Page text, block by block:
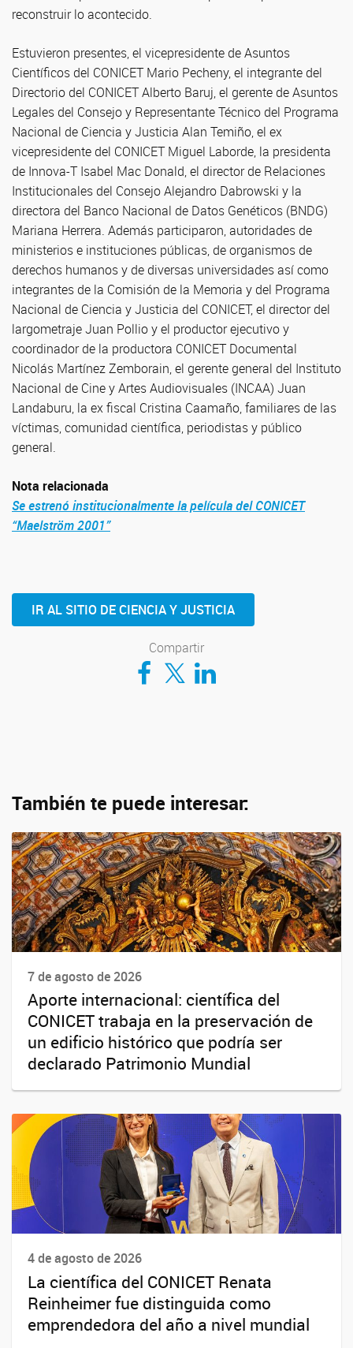
reconstruir lo acontecido.
Estuvieron presentes, el vicepresidente de Asuntos
Científicos del CONICET Mario Pecheny, el integrante del
Directorio del CONICET Alberto Baruj, el gerente de Asuntos
Legales del Consejo y Representante Técnico del Programa
Nacional de Ciencia y Justicia Alan Temiño, el ex
vicepresidente del CONICET Miguel Laborde, la presidenta
de Innova-T Isabel Mac Donald, el director de Relaciones
Institucionales del Consejo Alejandro Dabrowski y la
directora del Banco Nacional de Datos Genéticos (BNDG)
Mariana Herrera. Además participaron, autoridades de
ministerios e instituciones públicas, de organismos de
derechos humanos y de diversas universidades así como
integrantes de la Comisión de la Memoria y del Programa
Nacional de Ciencia y Justicia del CONICET, el director del
largometraje Juan Pollio y el productor ejecutivo y
coordinador de la productora CONICET Documental
Nicolás Martínez Zemborain, el gerente general del Instituto
Nacional de Cine y Artes Audiovisuales (INCAA) Juan
Landaburu, la ex fiscal Cristina Caamaño, familiares de las
víctimas, comunidad científica, periodistas y público
general.
Nota relacionada
Se estrenó institucionalmente la película del CONICET
“Maelström 2001”
IR AL SITIO DE CIENCIA Y JUSTICIA
Compartir
Compartir en Facebook
Compartir en TwitterCompartir en LinkedIn
También te puede interesar:
7 de agosto de 2026
Aporte internacional: científica del
CONICET trabaja en la preservación de
un edificio histórico que podría ser
declarado Patrimonio Mundial
4 de agosto de 2026
La científica del CONICET Renata
Reinheimer fue distinguida como
emprendedora del año a nivel mundial